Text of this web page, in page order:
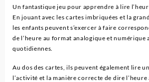
Un fantastique jeu pour apprendre à lire
En jouant avec les cartes imbriquées et la
les enfants peuvent s’exercer à faire
de l’heure au format analogique et numérique
quotidiennes.
Au dos des cartes, ils peuvent également lire
l’activité et la manière correcte de dire l’heure